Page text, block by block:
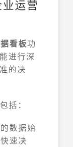
运营
看板功
进行深
的决
括：
数据始
速决